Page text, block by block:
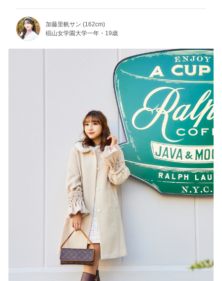
加藤里帆サン (162cm)
椙山女学園大学一年・19歳